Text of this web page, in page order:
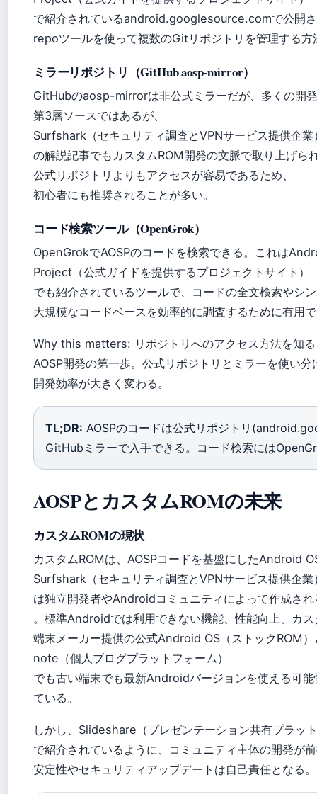
で紹介されているandroid.googlesource.comで公開
repoツールを使って複数のGitリポジトリを管理する方
ミラーリポジトリ（GitHub aosp-mirror）
GitHubのaosp-mirrorは非公式ミラーだが、多くの開
第3層ソースではあるが、
Surfshark（セキュリティ調査とVPNサービス提供企業
の解説記事でもカスタムROM開発の文脈で取り上げら
公式リポジトリよりもアクセスが容易であるため、
初心者にも推奨されることが多い。
コード検索ツール（OpenGrok）
OpenGrokでAOSPのコードを検索できる。これは
Project（公式ガイドを提供するプロジェクトサイト）
でも紹介されているツールで、コードの全文検索やシ
大規模なコードベースを効率的に調査するために有用
Why this matters: リポジトリへのアクセス方法を知
AOSP開発の第一歩。公式リポジトリとミラーを使い分
開発効率が大きく変わる。
TL;DR: AOSPのコードは公式リポジトリ
GitHubミラーで入手できる。コード検索には
AOSPとカスタムROMの未来
カスタムROMの現状
カスタムROMは、AOSPコードを基盤にしたAndroid
Surfshark（セキュリティ調査とVPNサービス提供企業
は独立開発者やAndroidコミュニティによって作成さ
。標準Androidでは利用できない機能、性能向上、カ
端末メーカー提供の公式Android OS（ストックROM
note（個人ブログプラットフォーム）
でも古い端末でも最新Androidバージョンを使える可
ている。
しかし、Slideshare（プレゼンテーション共有プラッ
で紹介されているように、コミュニティ主体の開発が
安定性やセキュリティアップデートは自己責任となる。